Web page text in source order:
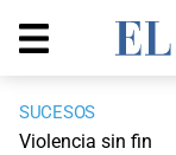
SUCESOS
Violencia sin fin